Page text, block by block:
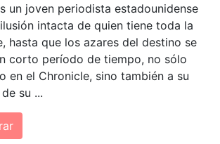
un joven periodista estadounidense
intacta de quien tiene toda la
hasta que los azares del destino se
corto período de tiempo, no sólo
en el Chronicle, sino también a su
su ...